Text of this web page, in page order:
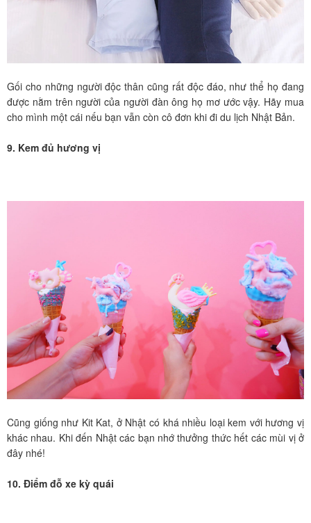
Gối cho những người độc thân cũng rất độc đáo, như thể họ đang
được nằm trên người của người đàn ông họ mơ ước vậy. Hãy mua
cho mình một cái nếu bạn vẫn còn cô đơn khi đi du lịch Nhật Bản.
9. Kem đủ hương vị
Cũng giống như Kit Kat, ở Nhật có khá nhiều loại kem với hương vị
khác nhau. Khi đến Nhật các bạn nhớ thưởng thức hết các mùi vị ở
đây nhé!
10. Điểm đỗ xe kỳ quái